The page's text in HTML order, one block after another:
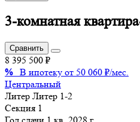
3-комнатная
Сравнить
8 395 500 ₽
%В ипотеку от 50 060 ₽/мес.
Центральный
Литер Литер 1-2
Секция 1
Год сдачи 1 кв. 2028 г.